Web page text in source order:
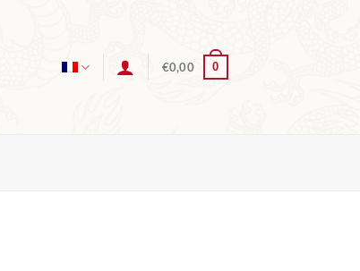
€0,00 0